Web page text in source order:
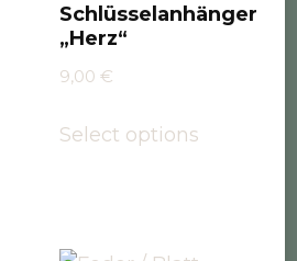
Schlüsselanhänger
„Herz“
9,00 €
Select options